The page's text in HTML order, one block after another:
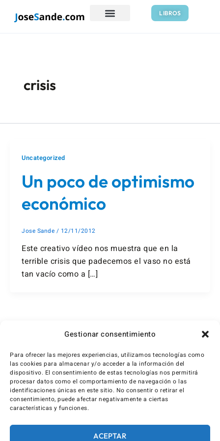
Gestionar consentimiento
Para ofrecer las mejores experiencias, utilizamos tecnologías como
las cookies para almacenar y/o acceder a la información del
dispositivo. El consentimiento de estas tecnologías nos permitirá
procesar datos como el comportamiento de navegación o las
identificaciones únicas en este sitio. No consentir o retirar el
consentimiento, puede afectar negativamente a ciertas
características y funciones.
ACEPTAR
LIBROS
crisis
Uncategorized
Un poco de optimismo
económico
Jose Sande / 12/11/2012
Este creativo vídeo nos muestra que en la
terrible crisis que padecemos el vaso no está
tan vacío como a […]
de
2 … 4 Siguiente